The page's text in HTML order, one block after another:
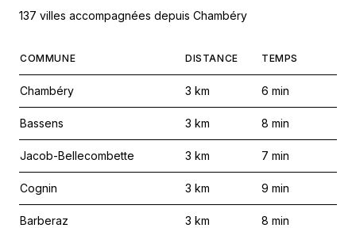
137 villes accompagnées depuis Chambéry
COMMUNE DISTANCE TEMPS
Chambéry 3 km 6 min
Bassens 3 km 8 min
Jacob-Bellecombette 3 km 7 min
Cognin 3 km 9 min
Barberaz 3 km 8 min